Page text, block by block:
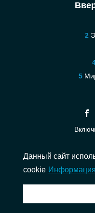
Данный сайт
cookie Информация